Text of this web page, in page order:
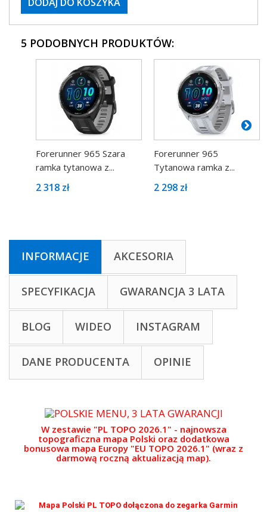
5 PODOBNYCH PRODUKTÓW:
Forerunner 965 Szara
ramka tytanowa z...
2 318 zł
Forerunner 965
Tytanowa ramka z...
2 298 zł
INFORMACJE AKCESORIA
SPECYFIKACJA GWARANCJA 3 LATA
BLOG WIDEO INSTAGRAM
DANE PRODUCENTA OPINIE
W zestawie "PL TOPO 2026.1" - najnowsza
topograficzna mapa Polski oraz dodatkowa
bonusowa mapa Europy "EU TOPO 2026.1" (wraz z
darmową roczną aktualizacją map).